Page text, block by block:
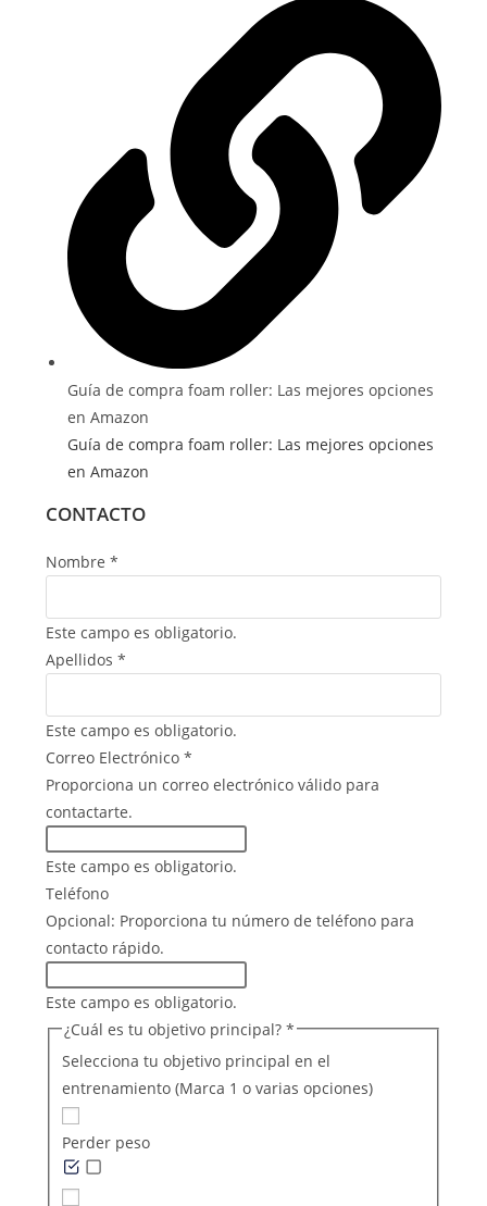
Guía de compra foam roller: Las mejores opciones
en Amazon
Guía de compra foam roller: Las mejores opciones
en Amazon
CONTACTO
Nombre*
Este campo es obligatorio.
Apellidos*
Este campo es obligatorio.
Correo Electrónico*
Proporciona un correo electrónico válido para
contactarte.
Este campo es obligatorio.
Teléfono
Opcional: Proporciona tu número de teléfono para
contacto rápido.
Este campo es obligatorio.
¿Cuál es tu objetivo principal? *
Selecciona tu objetivo principal en el
entrenamiento (Marca 1 o varias opciones)
Perder peso